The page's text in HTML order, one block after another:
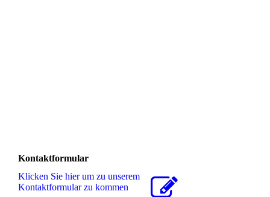
Kontaktformular
Klicken Sie hier um zu unserem
Kon­takt­for­mu­lar zu kommen